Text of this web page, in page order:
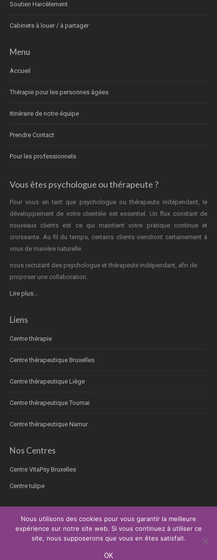
Soutien Harcèlement
Cabinets à louer / à partager
Menu
Accueil
Thérapie pour les personnes âgées
Itinéraire de notre équipe
Prendre Contact
Pour les professionnels
Vous êtes psychologue ou thérapeute ?
Pour vous en tant que psychologue ou thérapeute indépendant, le
développement de votre clientèle est essentiel. Un flux constant de
nouveaux clients est ce qui maintient votre pratique continue et
croissante. Au fil du temps, certains clients viendront certainement à
vous de manière naturelle.
nous recrutant des psychologue et thérapeute indépendant, afin de
proposer une collaboration.
Lire plus…
Liens
Centre thérapie
Centre thérapeutique Bruxelles
Centre thérapeutique Liège
Centre thérapeutique Tournai
Centre thérapeutique Namur
Nos Centres
Centre VitaPsy Bruxelles
Centre tulipe
Copyright © 2026.Thérapie pour les personnes âgéesTous droits réservés.
Privium – Des services qui soutiennent vos soins. Pour psychologues,
psychotherapeutes et hypnotherapeutes.
Nous utilisons des cookies pour vous garantir la meilleure
expérience sur notre site web. Si vous continuez à utiliser ce
site, nous supposerons que vous en êtes satisfait.
OK